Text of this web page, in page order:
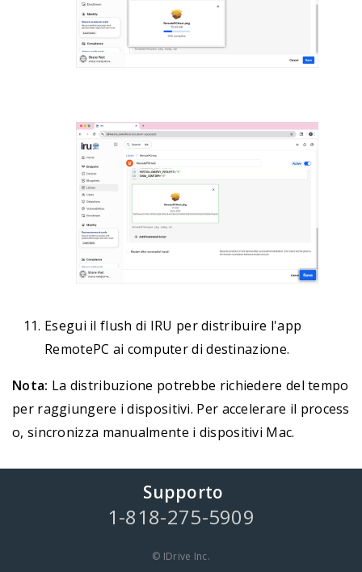
Esegui il flush di IRU per distribuire l'app
RemotePC ai computer di destinazione.
Nota: La distribuzione potrebbe richiedere del tempo
per raggiungere i dispositivi. Per accelerare il process
o, sincronizza manualmente i dispositivi Mac.
Supporto
1-818-275-5909
© IDrive Inc.